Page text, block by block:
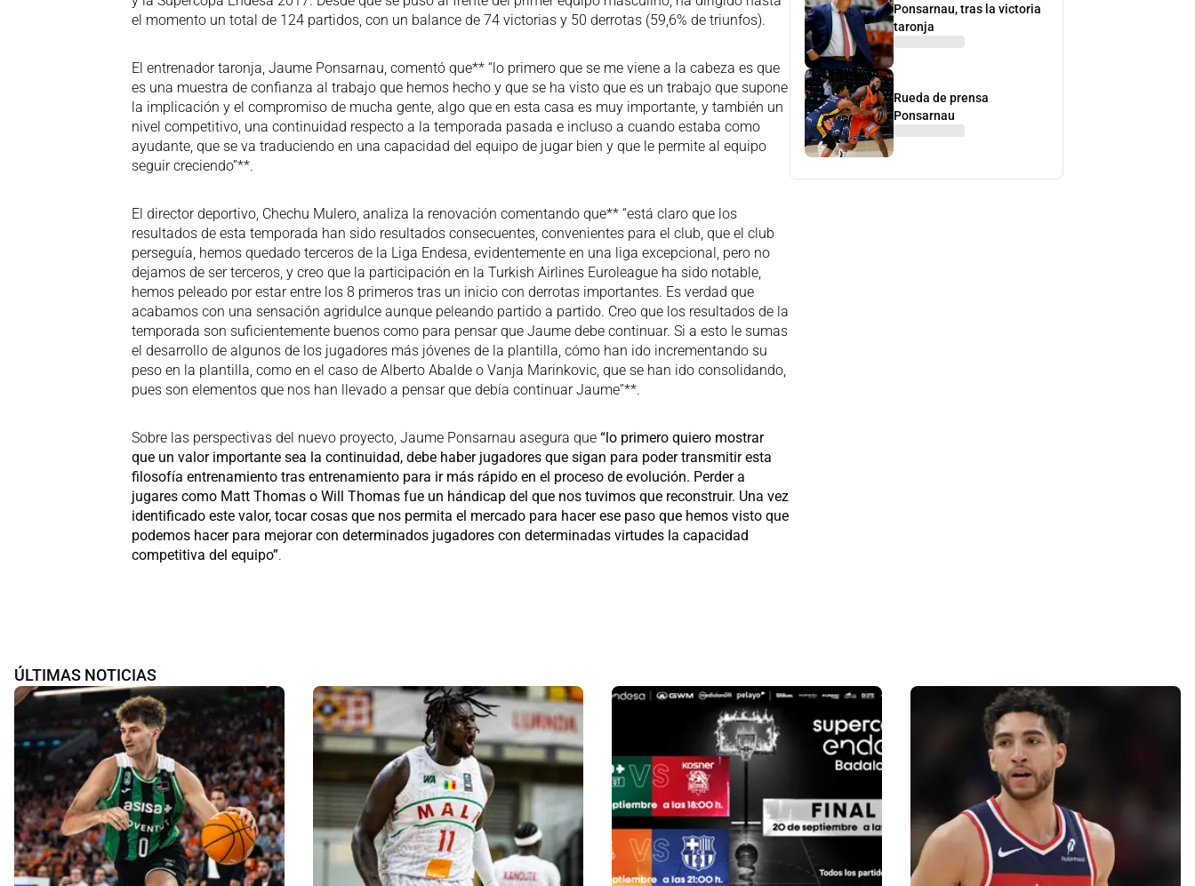
el momento un total de 124 partidos, con un balance de 74 victorias y 50 derrotas (59,6% de triunfos).
El entrenador taronja, Jaume Ponsarnau, comentó que** “lo primero que se me viene a la cabeza es que
es una muestra de confianza al trabajo que hemos hecho y que se ha visto que es un trabajo que supone
la implicación y el compromiso de mucha gente, algo que en esta casa es muy importante, y también un
nivel competitivo, una continuidad respecto a la temporada pasada e incluso a cuando estaba como
ayudante, que se va traduciendo en una capacidad del equipo de jugar bien y que le permite al equipo
seguir creciendo”**.
El director deportivo, Chechu Mulero, analiza la renovación comentando que** “está claro que los
resultados de esta temporada han sido resultados consecuentes, convenientes para el club, que el club
perseguía, hemos quedado terceros de la Liga Endesa, evidentemente en una liga excepcional, pero no
dejamos de ser terceros, y creo que la participación en la Turkish Airlines Euroleague ha sido notable,
hemos peleado por estar entre los 8 primeros tras un inicio con derrotas importantes. Es verdad que
acabamos con una sensación agridulce aunque peleando partido a partido. Creo que los resultados de la
temporada son suficientemente buenos como para pensar que Jaume debe continuar. Si a esto le sumas
el desarrollo de algunos de los jugadores más jóvenes de la plantilla, cómo han ido incrementando su
peso en la plantilla, como en el caso de Alberto Abalde o Vanja Marinkovic, que se han ido consolidando,
pues son elementos que nos han llevado a pensar que debía continuar Jaume”**.
Sobre las perspectivas del nuevo proyecto, Jaume Ponsarnau asegura que “lo primero quiero mostrar
que un valor importante sea la continuidad, debe haber jugadores que sigan para poder transmitir esta
filosofía entrenamiento tras entrenamiento para ir más rápido en el proceso de evolución. Perder a
jugares como Matt Thomas o Will Thomas fue un hándicap del que nos tuvimos que reconstruir. Una vez
identificado este valor, tocar cosas que nos permita el mercado para hacer ese paso que hemos visto que
podemos hacer para mejorar con determinados jugadores con determinadas virtudes la capacidad
competitiva del equipo”.
Ponsarnau, tras la victoria
taronja
Rueda de prensa
Ponsarnau
ÚLTIMAS NOTICIAS